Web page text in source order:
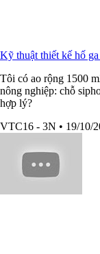
Kỹ thuật thiết kế hố
Tôi có ao rộng 1500
nông nghiệp: chỗ
hợp lý?
VTC16 - 3N • 19/10/